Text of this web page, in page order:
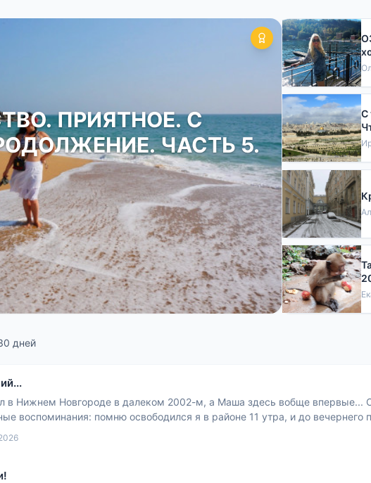
ПРИЯТНОЕ. С
ЧАСТЬ 5.
С
дней
в Нижнем Новгороде в далеком 2002-м, а Маша здесь вобще впервые...
воспоминания: помню освободился я в районе 11 утра, и до вечернего
я успел: -прогуляться у Кремля. -искупатьс